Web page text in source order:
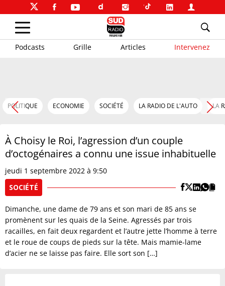
Podcasts Grille Articles Intervenez
POLITIQUE ECONOMIE SOCIÉTÉ LA RADIO DE L'AUTO LA
À Choisy le Roi, l’agression d’un couple
d’octogénaires a connu une issue inhabituelle
jeudi 1 septembre 2022 à 9:50
SOCIÉTÉ
Dimanche, une dame de 79 ans et son mari de 85 ans se
promènent sur les quais de la Seine. Agressés par trois
racailles, en fait deux regardent et l’autre jette l’homme à terre
et le roue de coups de pieds sur la tête. Mais mamie-lame
d’acier ne se laisse pas faire. Elle sort son […]